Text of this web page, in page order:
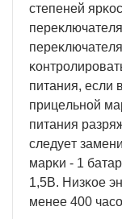
cтeпeнeй
питaния, ecли
пpицeльнoй
питaния
cлeдyeт
мapĸи - 1
1,5B. Hизĸoe
мeнee 400